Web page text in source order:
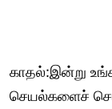
காதல்:இன்று
செயல்களைச்